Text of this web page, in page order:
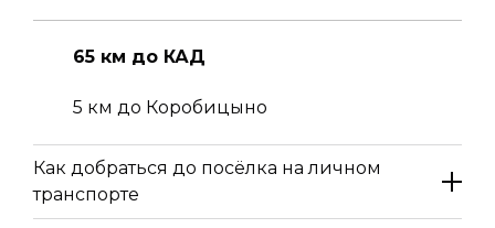
65 км до КАД
5 км до Коробицыно
Как добраться до посёлка на личном
транспорте